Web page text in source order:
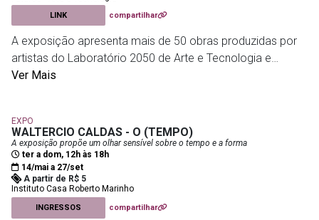
imersivas produzidas em parceria com artistas
convidados como Ana Paula Freitas Valle, Willy Reuter,
Mirele Volkart, Ricardo Siri e Joe Stevens.
Museu do Jardim Botânico
LINK compartilhar
A exposição apresenta mais de 50 obras produzidas por
artistas do Laboratório 2050 de Arte e Tecnologia e
artistas mulheres convidadas, explorando temas como
mostra propõe reflexões políticas e poéticas a partir das
experiências vividas em territórios periféricos e favelas
cariocas.
Futuros - Arte e Tecnologia
Flamengo
Ver Mais
EXPO
WALTERCIO CALDAS - O (TEMPO)
A exposição propõe um olhar sensível sobre o tempo e a forma
ter a dom, 12h às 18h
14/mai a 27/set
A partir de R$ 5
Instituto Casa Roberto Marinho
INGRESSOS compartilhar